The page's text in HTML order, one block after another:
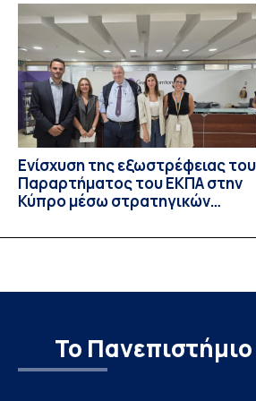
συμμετείχαν 447 φοιτητές
πανεπιστήμια από 46 χώρες. Από την
επίσης το Εθνικό Μετσόβιο
Πανεπιστήμιο […]
Ενίσχυση της εξωστρέφειας του
Παραρτήματος του ΕΚΠΑ στην
Κύπρο μέσω στρατηγικών
Το